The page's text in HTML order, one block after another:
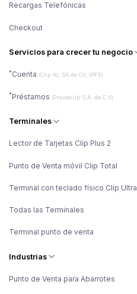
Terminales
Lector de Tarjetas Clip Plus 2
Punto de Venta móvil Clip Total
Terminal con teclado físico Clip Ultra
Todas las Terminales
Terminal punto de venta
Industrias
Punto de Venta para Abarrotes
Recargas Telefónicas
Checkout
Servicios para crecer tu negocio
*Cuenta (Clip AI, SA de CV, IPFE)
*Préstamos (Prestaclip S.A. de C.V)